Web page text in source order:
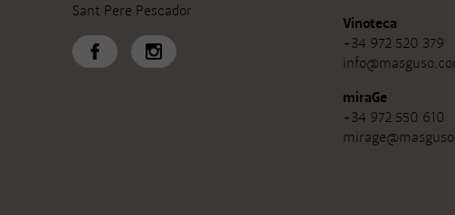
Sant Pere Pescador
Vinoteca
+34 972 520 379
miraGe
+34 972 550 610